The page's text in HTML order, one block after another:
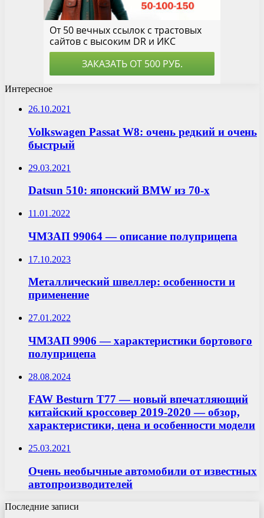
Интересное
26.10.2021
Volkswagen Passat W8: очень редкий и очень
быстрый
29.03.2021
Datsun 510: японский BMW из 70-х
11.01.2022
ЧМЗАП 99064 — описание полуприцепа
17.10.2023
Металлический швеллер: особенности и
применение
27.01.2022
ЧМЗАП 9906 — характеристики бортового
полуприцепа
28.08.2024
FAW Besturn T77 — новый впечатляющий
китайский кроссовер 2019-2020 — обзор,
характеристики, цена и особенности модели
25.03.2021
Очень необычные автомобили от известных
автопроизводителей
Последние записи